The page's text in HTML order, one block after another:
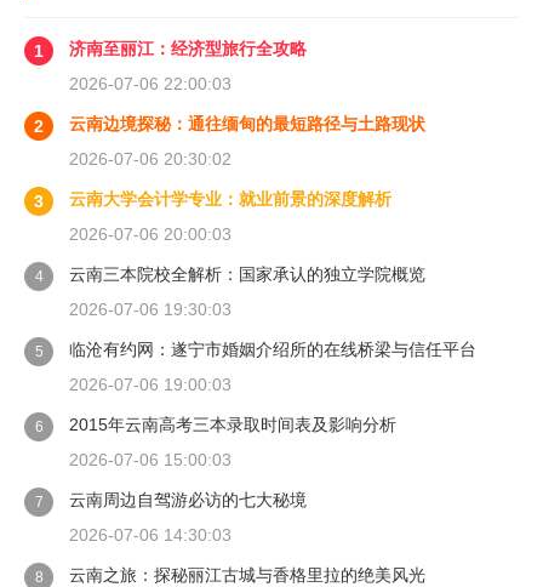
1
济南至丽江：经济型旅行全攻略
2026-07-06 22:00:03
2
云南边境探秘：通往缅甸的最短路径与土路现状
2026-07-06 20:30:02
3
云南大学会计学专业：就业前景的深度解析
2026-07-06 20:00:03
4
云南三本院校全解析：国家承认的独立学院概览
2026-07-06 19:30:03
5
临沧有约网：遂宁市婚姻介绍所的在线桥梁与信任平台
2026-07-06 19:00:03
6
2015年云南高考三本录取时间表及影响分析
2026-07-06 15:00:03
7
云南周边自驾游必访的七大秘境
2026-07-06 14:30:03
8 云南之旅：探秘丽江古城与香格里拉的绝美风光